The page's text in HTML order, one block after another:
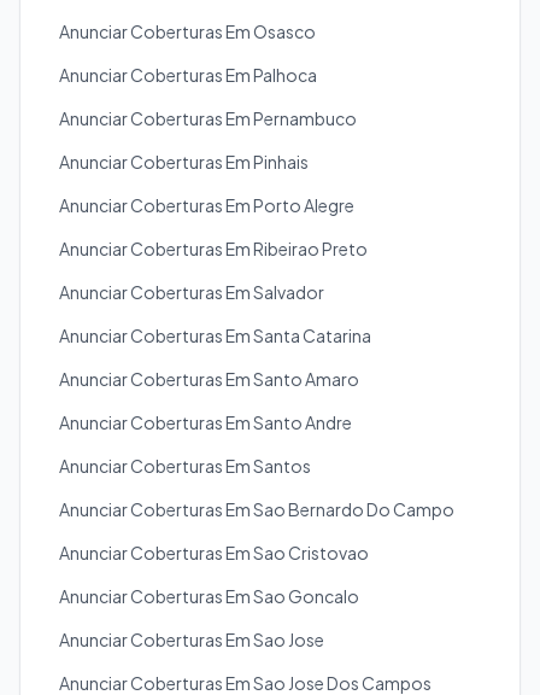
Anunciar Coberturas Em Osasco
Anunciar Coberturas Em Palhoca
Anunciar Coberturas Em Pernambuco
Anunciar Coberturas Em Pinhais
Anunciar Coberturas Em Porto Alegre
Anunciar Coberturas Em Ribeirao Preto
Anunciar Coberturas Em Salvador
Anunciar Coberturas Em Santa Catarina
Anunciar Coberturas Em Santo Amaro
Anunciar Coberturas Em Santo Andre
Anunciar Coberturas Em Santos
Anunciar Coberturas Em Sao Bernardo Do Campo
Anunciar Coberturas Em Sao Cristovao
Anunciar Coberturas Em Sao Goncalo
Anunciar Coberturas Em Sao Jose
Anunciar Coberturas Em Sao Jose Dos Campos